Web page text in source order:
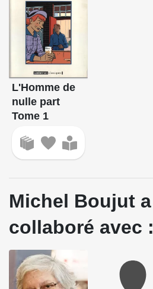
L'Homme de
nulle part
Tome 1
Michel Boujut a
collaboré avec :